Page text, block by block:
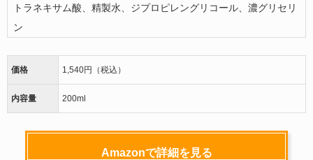
トラネキサム酸、精製水、ジプロピレングリコール、濃グリセリ
ン
価格 1,540円（税込）
内容量 200ml
Amazonで詳細を見る